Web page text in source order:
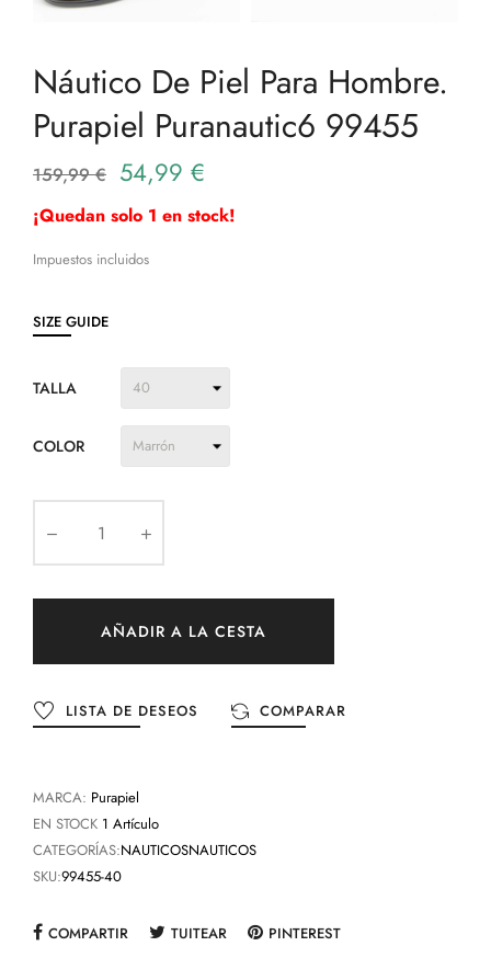
Náutico De Piel Para Hombre.
Purapiel Puranautic6 99455
159,99 € 54,99 €
¡Quedan solo 1 en stock!
Impuestos incluidos
SIZE GUIDE
TALLA
COLOR
AÑADIR A LA CESTA
LISTA DE DESEOS COMPARAR
MARCA: Purapiel
EN STOCK 1 Artículo
CATEGORÍAS:NAUTICOSNAUTICOS
SKU:99455-40
COMPARTIR TUITEAR PINTEREST